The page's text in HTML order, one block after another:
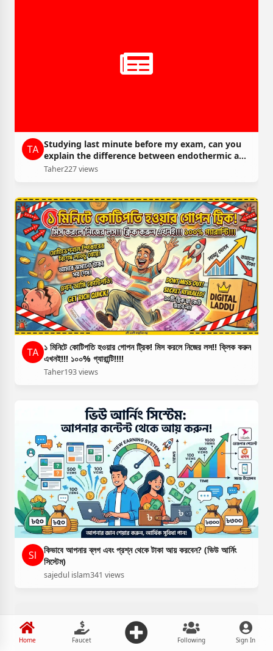
Studying last minute before my exam, can you
explain the difference between endothermic and
exothermic reactions in simple terms.
Taher227 views
১ মিনিটে কোটিপতি হওয়ার গোপন ট্রিক! মিস করলে নিজের লস!! ক্লিক করুন
এখনই!!! ১০০% গ্যারান্টি!!!!
Taher193 views
কিভাবে আপনার ব্লগ এবং প্রশ্ন থেকে টাকা আয় করবেন? (ভিউ আর্নিং
সিস্টেম)
sajedul islam341 views
Home Faucet Following Sign In